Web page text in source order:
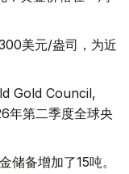
美元/盎司，为近
Gold Council,
年第二季度全球央
储备增加了15吨。